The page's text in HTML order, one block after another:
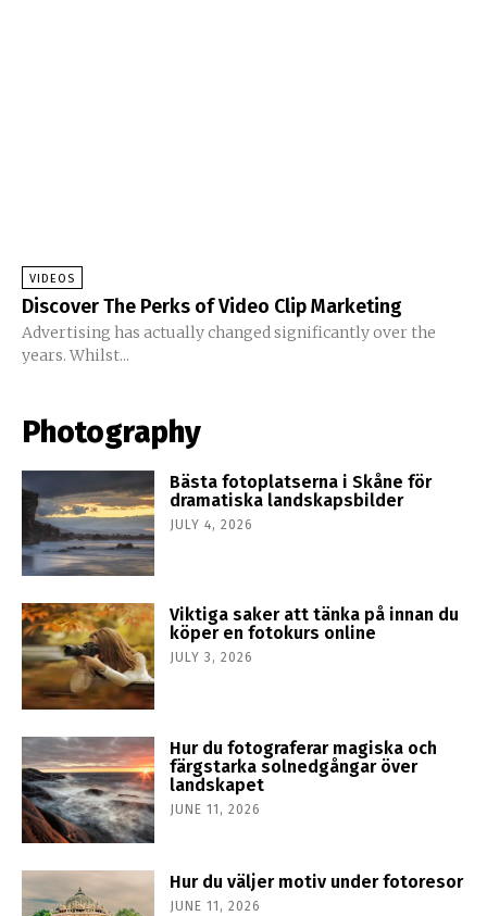
VIDEOS
Discover The Perks of Video Clip Marketing
Advertising has actually changed significantly over the
years. Whilst...
Photography
Bästa fotoplatserna i Skåne för
dramatiska landskapsbilder
JULY 4, 2026
Viktiga saker att tänka på innan du
köper en fotokurs online
JULY 3, 2026
Hur du fotograferar magiska och
färgstarka solnedgångar över
landskapet
JUNE 11, 2026
Hur du väljer motiv under fotoresor
JUNE 11, 2026